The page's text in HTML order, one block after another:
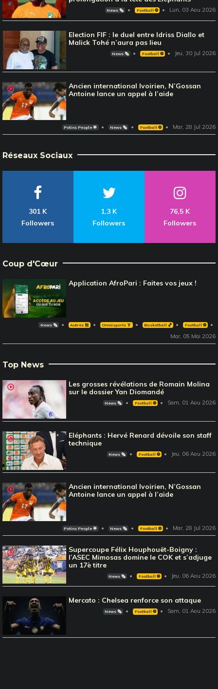
News 🗞️ Football ⚽️ Lun, 03 Aou 2026
Election FIF : le duel entre Idriss Diallo et
Malick Tohé n’aura pas lieu
News 🗞️ Football ⚽️ Jeu, 30 Jul 2026
Ancien international Ivoirien, N’Gossan
Antoine lance un appel à l’aide
Potins People 🌟 News 🗞️ Football ⚽️ Mar, 28 Jul 2026
Réseaux Sociaux
301 K
Followers
1,3 K
Followers
76,5 K
Followers
Coup d'Cœur
Application AfroPari : Faites vos jeux !
News 🗞️ Autres 🎽 Omnisports 🏅 Basketball 🏀 Football ⚽️
Mar, 05 Mai 2026
Top News
Les grosses révélations de Romain Molina
sur le dossier Yan Diomandé
News 🗞️ Football ⚽️ Sam, 01 Aou 2026
Eléphants : Hervé Renard dévoile son staff
technique
News 🗞️ Football ⚽️ Jeu, 06 Aou 2026
Ancien international Ivoirien, N’Gossan
Antoine lance un appel à l’aide
Potins People 🌟 News 🗞️ Football ⚽️ Mar, 28 Jul 2026
Supercoupe Félix Houphouët-Boigny :
l’ASEC Mimosas domine le COK et s’adjuge
un 17è titre
News 🗞️ Football ⚽️ Jeu, 06 Aou 2026
Mercato : Chelsea renforce son attaque
News 🗞️ Football ⚽️ Sam, 01 Aou 2026